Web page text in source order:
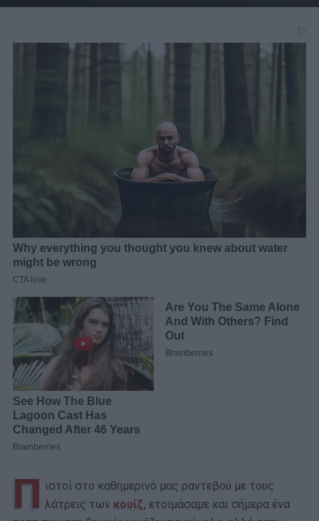
Π ιστοί στο καθημερινό μας ραντεβού με τους
λάτρεις των κουίζ, ετοιμάσαμε και σήμερα ένα